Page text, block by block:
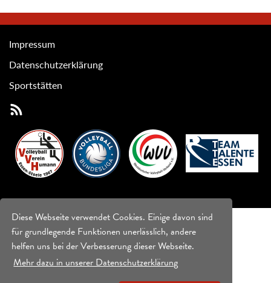
Diese Webseite verwendet Cookies. Einige davon sind
für grundlegende Funktionen unerlässlich, andere
helfen uns bei der Verbesserung dieser Webseite.
Mehr dazu in unserer Datenschutzerklärung
Impressum
Datenschutzerklärung
Sportstätten